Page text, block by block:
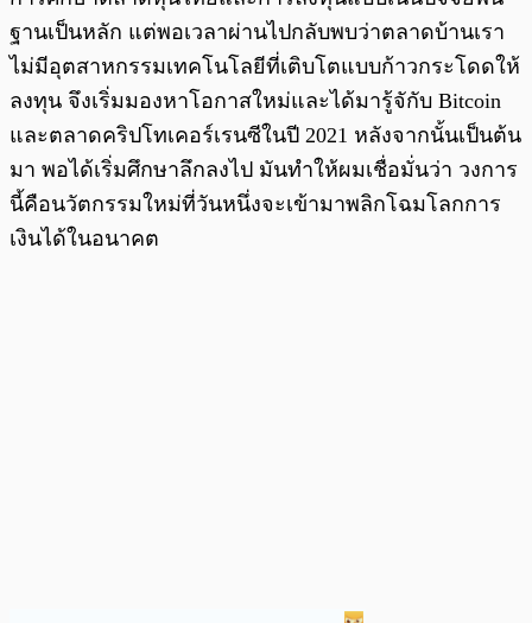
ฐานเป็นหลัก แต่พอเวลาผ่านไปกลับพบว่าตลาดบ้านเรา
ไม่มีอุตสาหกรรมเทคโนโลยีที่เติบโตแบบก้าวกระโดดให้
ลงทุน จึงเริ่มมองหาโอกาสใหม่และได้มารู้จักับ Bitcoin
และตลาดคริปโทเคอร์เรนซีในปี 2021 หลังจากนั้นเป็นต้น
มา พอได้เริ่มศึกษาลึกลงไป มันทำให้ผมเชื่อมั่นว่า วงการ
นี้คือนวัตกรรมใหม่ที่วันหนึ่งจะเข้ามาพลิกโฉมโลกการ
เงินได้ในอนาคต